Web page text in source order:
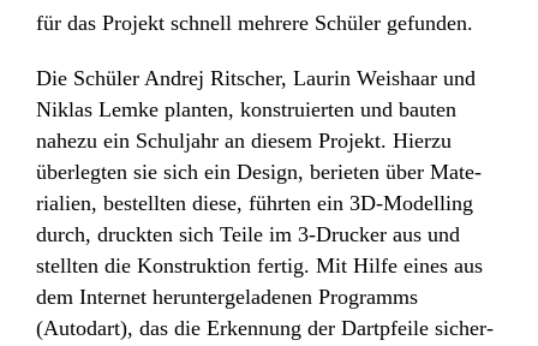
für das Projekt schnell mehrere Schüler gefunden.
Die Schüler Andrej Ritscher, Laurin Weis­haar und
Niklas Lemke planten, konstru­ierten und bauten
nahezu ein Schul­jahr an diesem Projekt. Hierzu
über­legten sie sich ein Design, berieten über Mate­
ria­lien, bestellten diese, führten ein 3D-Model­ling
durch, druckten sich Teile im 3-Drucker aus und
stellten die Konstruk­tion fertig. Mit Hilfe eines aus
dem Internet herun­ter­ge­la­denen Programms
(Autodart), das die Erken­nung der Dart­pfeile sicher­